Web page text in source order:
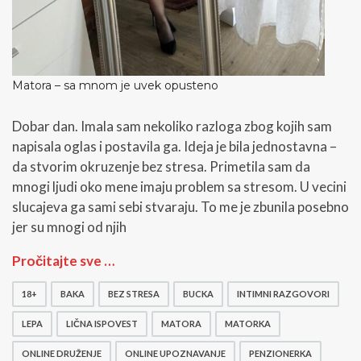
Matora – sa mnom je uvek opusteno
Dobar dan. Imala sam nekoliko razloga zbog kojih sam
napisala oglas i postavila ga. Ideja je bila jednostavna –
da stvorim okruzenje bez stresa. Primetila sam da
mnogi ljudi oko mene imaju problem sa stresom. U vecini
slucajeva ga sami sebi stvaraju. To me je zbunila posebno
jer su mnogi od njih
M
o
a
Pročitajte sve …
18+ BAKA BEZ STRESA BUCKA INTIMNI RAZGOVORI
LEPA LIČNA ISPOVEST MATORA MATORKA
ONLINE DRUŽENJE ONLINE UPOZNAVANJE PENZIONERKA